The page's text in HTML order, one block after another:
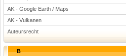
AK - Google Earth / Maps
AK - Vulkanen
Auteursrecht
B